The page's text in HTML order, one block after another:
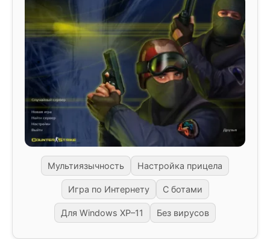
Мультиязычность Настройка прицела
Игра по Интернету С ботами
Для Windows XP–11 Без вирусов